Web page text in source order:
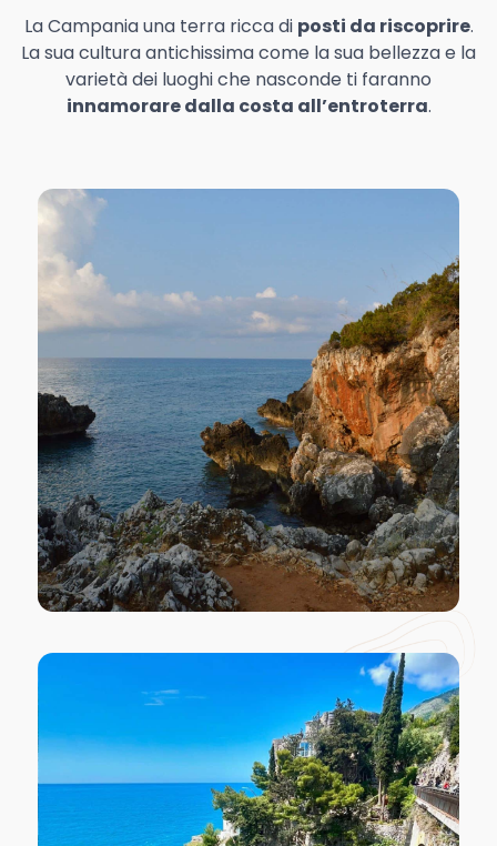
La Campania una terra ricca di posti da riscoprire.
La sua cultura antichissima come la sua bellezza e la
varietà dei luoghi che nasconde ti faranno
innamorare dalla costa all’entroterra.